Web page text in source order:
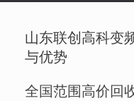
山东联创高科变
与优势
全国范围高价回